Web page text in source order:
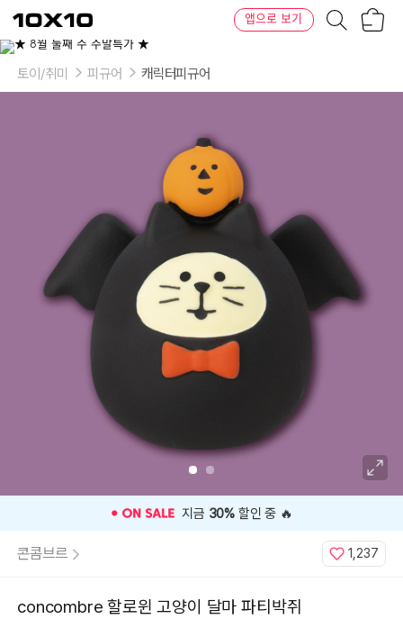
텐
바
텐
앱으로 보기
토이/취미 피규어 캐릭터피규어
지금 30% 할인 중 🔥
콘콤브르 1,237
concombre 할로윈 고양이 달마 파티박쥐